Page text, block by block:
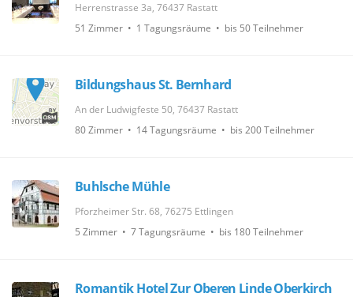
Herrenstrasse 3a, 76437 Rastatt
51 Zimmer • 1 Tagungsräume • bis 50 Teilnehmer
Bildungshaus St. Bernhard
An der Ludwigfeste 50, 76437 Rastatt
80 Zimmer • 14 Tagungsräume • bis 200 Teilnehmer
Buhlsche Mühle
Pforzheimer Str. 68, 76275 Ettlingen
5 Zimmer • 7 Tagungsräume • bis 180 Teilnehmer
Romantik Hotel Zur Oberen Linde Oberkirch